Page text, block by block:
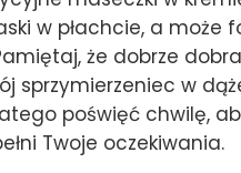
w płachcie, a może
że dobrze
sprzymierzeniec w
poświęć chwilę,
Twoje oczekiwania.